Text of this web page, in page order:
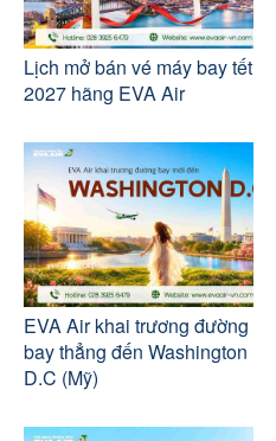
Lịch mở bán vé máy bay tết
2027 hãng EVA Air
EVA Air khai trương đường
bay thẳng đến Washington
D.C (Mỹ)